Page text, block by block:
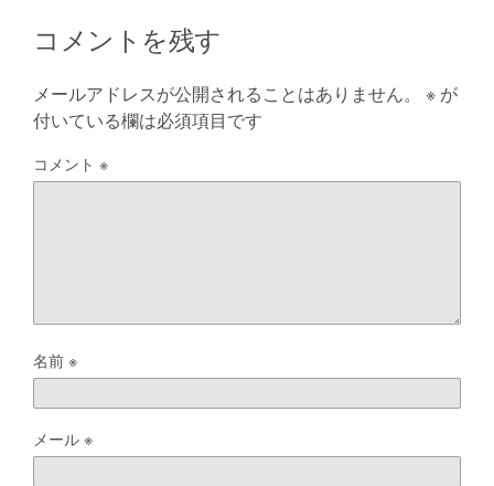
コメントを残す
メールアドレスが公開されることはありません。 ※ が
付いている欄は必須項目です
コメント ※
名前※
メール※